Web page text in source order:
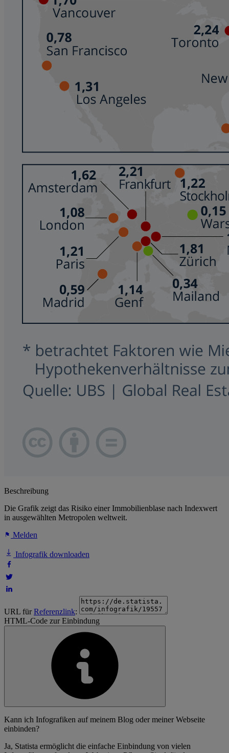
Beschreibung
Die Grafik zeigt das Risiko einer Immobilienblase nach Indexwert
in ausgewählten Metropolen weltweit.
Melden
Infografik downloaden
URL fürReferenzlink:
HTML-Code zur Einbindung
Kann ich Infografiken auf meinem Blog oder meiner Webseite
einbinden?
Ja, Statista ermöglicht die einfache Einbindung von vielen